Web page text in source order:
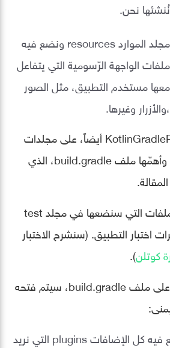
نُنشئها نحن.
مجلد الموارد resources ونضع فيه
ملفات الواجهة الرّسومية التي يتفاعل
معها مستخدم التطبيق، مثل الصور
،والأزرار وغيرها.
ويحتوي مجلد KotlinGradleProject أيضاً، على مجلدات
وملفات أداة Gradle، وأهمّها ملف build.gradle، الذي
يجب التنويه إلى أن الملفات التي سنضعها في مجلد test
التطبيق. (سنشرح الاختبار
).
بالنّقر على زر الماوس على ملف build.gradle، سيتم فتحه
هنا سنضع فيه كل الإضافات plugins التي نريد